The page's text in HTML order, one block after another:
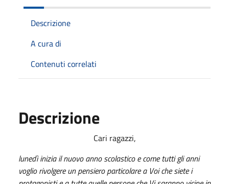
Descrizione
A cura di
Contenuti correlati
Descrizione
Cari ragazzi,
lunedì inizia il nuovo anno scolastico e come tutti gli anni
voglio rivolgere un pensiero particolare a Voi che siete i